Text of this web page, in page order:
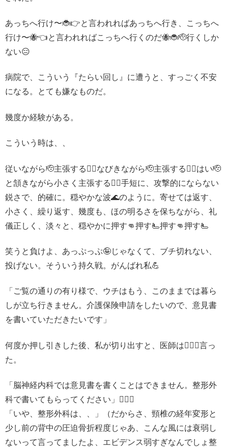
あっちへ行け〜🐞👉と言われればあっちへ行き、こっちへ
行け〜🐝👈と言われればこっちへ行くのだ🐝🐞🫡行くしか
ない😑
病院で、こういう『たらい回し』に遭うと、すっごく不安
になる。とても嫌なものだ。
幾度か経験がある。
こういう時は、、
従いながら🫡主張する🙋‍♀️なびきながら🫡主張する🙋‍♀️はい🫡
と頷きながら小さく主張する🙋‍♀️手短に、攻撃的にならない
鋭さで、的確に。穏やかな波🌊のように。寄せては返す、
小さく、繰り返す、幾度も、ほの明るさを保ちながら、礼
儀正しく、淡々と、穏やかに押す👊押す🫷押す👊押す🫷
笑うと負けよ、あっぷっぷ🤪じゃなくて、ブチ切れない、
投げない。そういう持久戦。がんばれ私💪
「ご覧の通りの有り様で、ウチはもう、このままでは暮ら
しが立ち行きません。介護保険申請をしたいので、意見書
を書いていただきたいです」
何度か押し引きした後、私が切り出すと、医師は🧑🏻‍⚕️言っ
た。
「脳神経内科では意見書を書くことはできません。整形外
科で書いてもらってください」🧑🏻‍⚕️
「いや、整形外科は、、」（だからさ、頸椎の経年変形と
少し前の背中の圧迫骨折程度じゃあ、こんな風には衰弱し
ないって言ってましたよ、エビデンス弱すぎなんでしょ整